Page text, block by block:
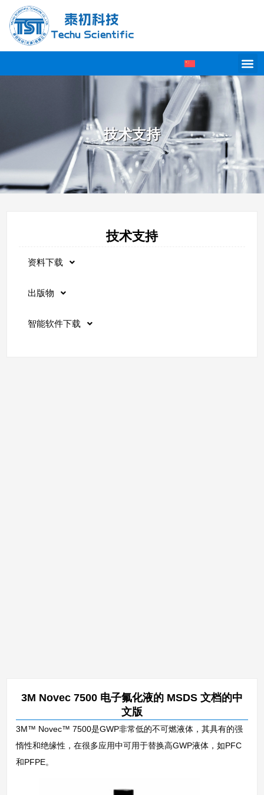
技术支持
技术支持
资料下载
出版物
智能软件下载
3M Novec 7500 电子氟化液的 MSDS 文档的中
文版
3M™ Novec™ 7500是GWP非常低的不可燃液体，其具有的强
惰性和绝缘性，在很多应用中可用于替换高GWP液体，如PFC
和PFPE。